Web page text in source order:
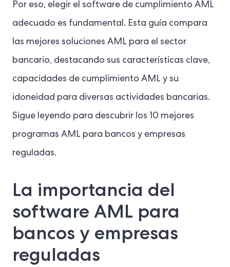
Por eso, elegir el software de cumplimiento AML
adecuado es fundamental. Esta guía compara
las mejores soluciones AML para el sector
bancario, destacando sus características clave,
capacidades de cumplimiento AML y su
idoneidad para diversas actividades bancarias.
Sigue leyendo para descubrir los 10 mejores
programas AML para bancos y empresas
reguladas.
La importancia del
software AML para
bancos y empresas
reguladas